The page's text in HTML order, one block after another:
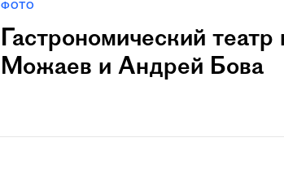
ФОТО
Гастрономический
Можаев и Андрей Бова